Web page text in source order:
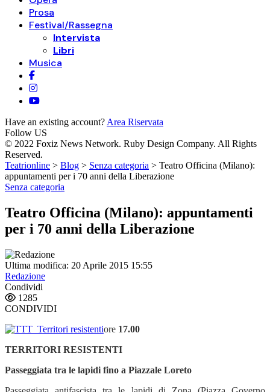
Prosa
Festival/Rassegna
Intervista
Libri
Musica
Have an existing account? Area Riservata
Follow US
© 2022 Foxiz News Network. Ruby Design Company. All Rights
Reserved.
Teatrionline > Blog > Senza categoria > Teatro Officina (Milano):
appuntamenti per i 70 anni della Liberazione
Senza categoria
Teatro Officina (Milano): appuntamenti
per i 70 anni della Liberazione
Ultima modifica: 20 Aprile 2015 15:55
Redazione
Condividi
1285
CONDIVIDI
ore 17.00
TERRITORI RESISTENTI
Passeggiata tra le lapidi fino a Piazzale Loreto